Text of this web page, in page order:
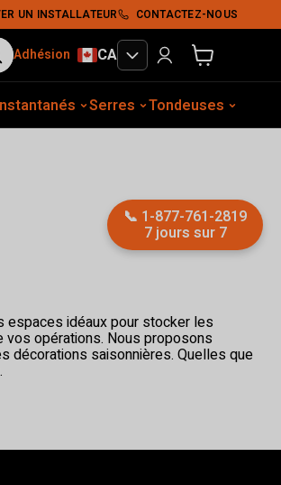
UN INSTALLATEUR CONTACTEZ-NOUS
Adhésion CA Voir le panier
Équip. auto. Tassement du sol
Serres Tondeuses
espaces idéaux pour stocker les
opérations. Nous proposons
décorations saisonnières. Quelles que
constituent un choix fiable sur
📞 1-877-761-2819
7 jours sur 7